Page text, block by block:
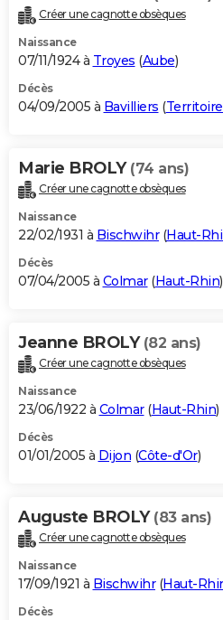
Créer une cagnotte obsèques
Naissance
07/11/1924 à Troyes (Aube)
Décès
04/09/2005 à Bavilliers (
Marie BROLY (74 ans)
Créer une cagnotte obsèques
Naissance
22/02/1931 à Bischwihr(Haut-
Décès
07/04/2005 à Colmar(Haut-Rhin)
Jeanne BROLY (82 ans)
Créer une cagnotte obsèques
Naissance
23/06/1922 à Colmar(Haut-Rhin)
Décès
01/01/2005 à Dijon (Côte-d'Or)
Auguste BROLY (83 ans)
Créer une cagnotte obsèques
Naissance
17/09/1921 à Bischwihr(Haut-
Décès